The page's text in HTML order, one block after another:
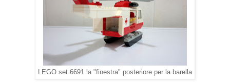
LEGO set 6691 la "finestra" posteriore per la barella